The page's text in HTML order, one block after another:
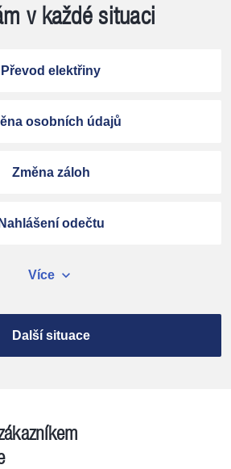
v každé situaci
Převod elektřiny
osobních údajů
Změna záloh
Nahlášení odečtu
Více expand_more
Další situace